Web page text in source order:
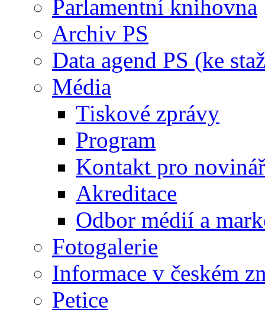
Parlamentní knihovna
Archiv PS
Data agend PS (ke
Média
Tiskové zprávy
Program
Kontakt pro
Akreditace
Odbor médií a
Fotogalerie
Informace v českém
Petice